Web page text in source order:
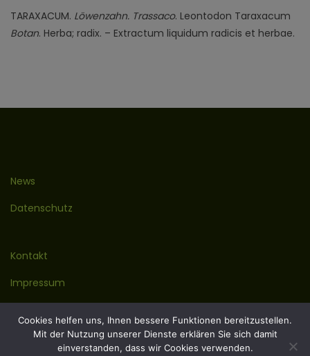
TARAXACUM. Löwenzahn. Trassaco. Leontodon Taraxacum
Botan. Herba; radix. – Extractum liquidum radicis et herbae.
News
Datenschutz
Kontakt
Impressum
Cookies helfen uns, Ihnen bessere Funktionen bereitzustellen.
Mit der Nutzung unserer Dienste erklären Sie sich damit
einverstanden, dass wir Cookies verwenden.